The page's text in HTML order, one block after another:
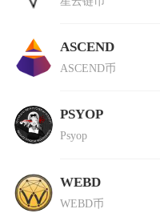
ASCEND
ASCEND币
PSYOP
Psyop
WEBD
WEBD币